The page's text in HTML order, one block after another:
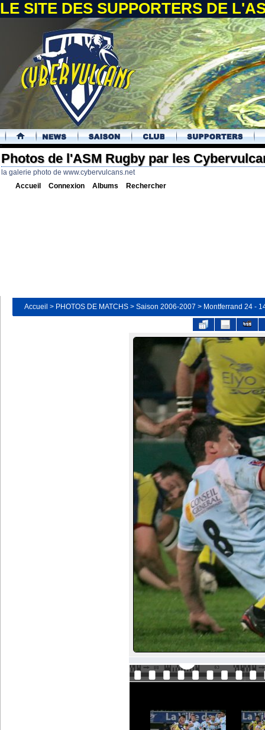
LE SITE DES SUPPORTERS DE
.
Photos de l'ASM Rugby par les
la galerie photo de www.cybervulcans.net
Accueil Connexion Albums Rechercher
Accueil > PHOTOS DE MATCHS > Saison 2006-2007 > Montferrand 24 -